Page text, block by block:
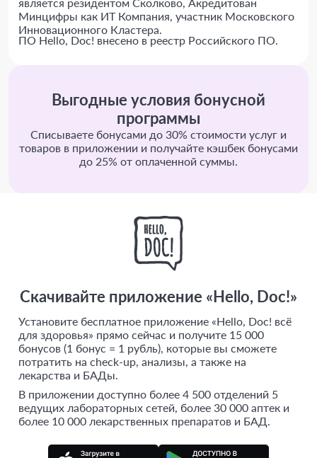
Минцифры как ИТ Компания, участник Московского
Инновационного Кластера.
ПО Hello, Doc! внесено в реестр Российского ПО.
Выгодные условия бонусной
программы
Списываете бонусами до 30% стоимости услуг и
товаров в приложении и получайте кэшбек бонусами
до 25% от оплаченной суммы.
Скачивайте приложение «Hello, Doc!»
Установите бесплатное приложение «Hello, Doc! всё
для здоровья» прямо сейчас и получите 15 000
бонусов (1 бонус = 1 рубль), которые вы сможете
потратить на check-up, анализы, а также на
лекарства и БАДы.
В приложении доступно более 4 500 отделений 5
ведущих лабораторных сетей, более 30 000 аптек и
более 10 000 лекарственных препаратов и БАД.